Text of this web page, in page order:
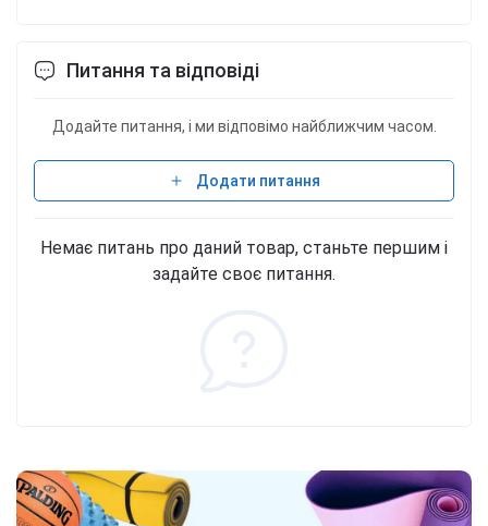
Питання та відповіді
Додайте питання, і ми відповімо найближчим часом.
Додати питання
Немає питань про даний товар, станьте першим і
задайте своє питання.